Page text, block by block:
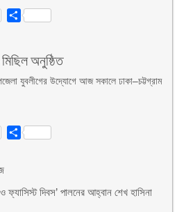
Share
অনুষ্ঠিত
যুবলীগের উদ্যোগে আজ সকালে ঢাকা–চট্টগ্রাম
Share
ফ্যাসিস্ট দিবস’ পালনের আহ্বান শেখ হাসিনা